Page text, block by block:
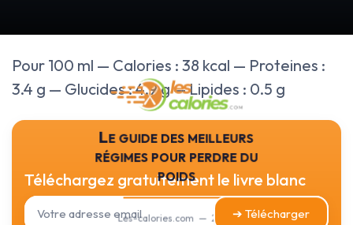
Pour 100 ml — Calories : 38 kcal — Proteines :
3.4 g — Glucides : 4.9 g — Lipides : 0.5 g
Le guide des meilleurs
régimes pour perdre du
poids
Les-calories.com — 2026
Téléchargez gratuitement le livre blanc
➔ Télécharger